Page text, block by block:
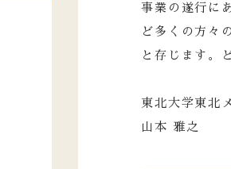
事業の遂行に
ど多くの方々
と存じます。
東北大学東北
山本 雅之